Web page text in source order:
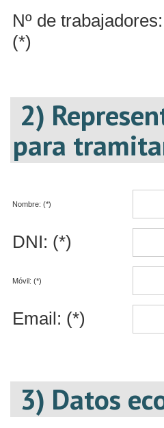
Nº de trabajadores:
(*)
2)
para
Nombre: (*)
DNI: (*)
Móvil: (*)
Email: (*)
3) Datos